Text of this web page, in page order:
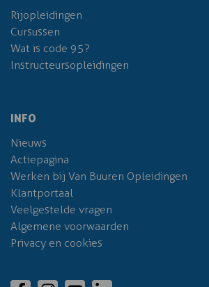
Rijopleidingen
Cursussen
Wat is code 95?
Instructeursopleidingen
INFO
Nieuws
Actiepagina
Werken bij Van Buuren Opleidingen
Klantportaal
Veelgestelde vragen
Algemene voorwaarden
Privacy en cookies